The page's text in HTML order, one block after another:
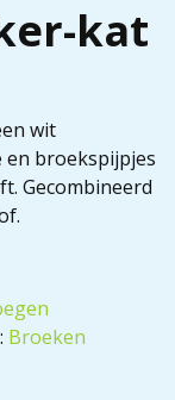
kat
wit
en broekspijpjes
Gecombineerd
Broeken